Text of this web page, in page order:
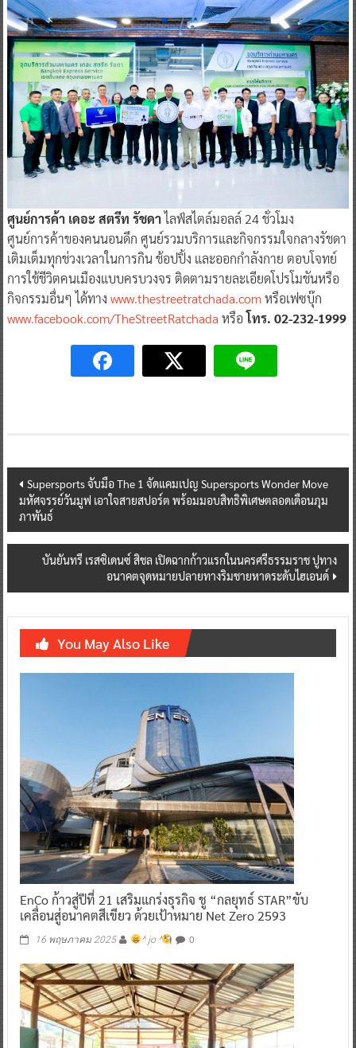
ศูนย์การค้า เดอะ สตรีท รัชดาไลฟ์สไตล์มอลล์ 24 ชั่วโมง
ศูนย์การค้าของคนนอนดึก ศูนย์รวมบริการและกิจกรรมใจกลางรัชดา
เติมเต็มทุกช่วงเวลาในการกิน ช้อปปิ้ง และออกกำลังกาย ตอบโจทย์
การใช้ชีวิตคนเมืองแบบครบวงจร ติดตามรายละเอียดโปรโมชันหรือ
กิจกรรมอื่นๆ ได้ทาง www.thestreetratchada.comหรือเฟซบุ๊ก
www.facebook.com/TheStreetRatchada หรือ โทร. 02-232-1999
Post
navigation
Supersports จับมือ The 1 จัดแคมเปญ Supersports Wonder Move
มหัศจรรย์วันมูฟ เอาใจสายสปอร์ต พร้อมมอบสิทธิพิเศษตลอดเดือนภุม
ภาพันธ์
บันยันทรี เรสซิเดนซ์ สิชล เปิดฉากก้าวแรกในนครศรีธรรมราช ปูทาง
อนาคตจุดหมายปลายทางริมชายหาดระดับไฮเอนด์
You May Also Like
EnCo ก้าวสู่ปีที่ 21 เสริมแกร่งธุรกิจ ชู “กลยุทธ์ STAR”ขับ
เคลื่อนสู่อนาคตสีเขียว ด้วยเป้าหมาย Net Zero 2593
16 พฤษภาคม 2025 ^ jo ^ 0